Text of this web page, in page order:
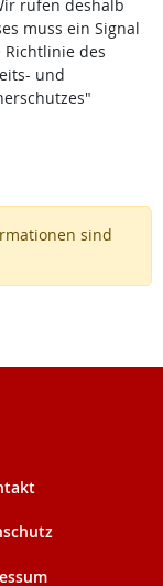
rufen deshalb
muss ein Signal
des
und
sind